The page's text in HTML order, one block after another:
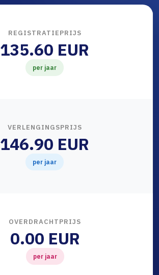
REGISTRATIEPRIJS
135.60 EUR
per jaar
VERLENGINGSPRIJS
146.90 EUR
per jaar
OVERDRACHTPRIJS
0.00 EUR
per jaar